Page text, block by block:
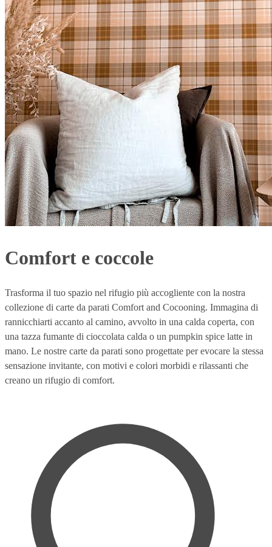
Comfort e coccole
Trasforma il tuo spazio nel rifugio più accogliente con la nostra
collezione di carte da parati Comfort and Cocooning. Immagina di
rannicchiarti accanto al camino, avvolto in una calda coperta, con
una tazza fumante di cioccolata calda o un pumpkin spice latte in
mano. Le nostre carte da parati sono progettate per evocare la stessa
sensazione invitante, con motivi e colori morbidi e rilassanti che
creano un rifugio di comfort.